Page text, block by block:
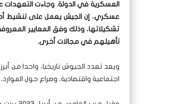
العسكرية في الدولة. وجاءت التعهدات
عسكري، إن الجيش يعمل على تنشيط
تشكيلاتها، وذلك وفق المعايير
تأهيلهم في مجالات أخرى.
ويعد تعدد الجيوش تاريخيا، واحدا من
اجتماعية واقتصادية، وصراع حول